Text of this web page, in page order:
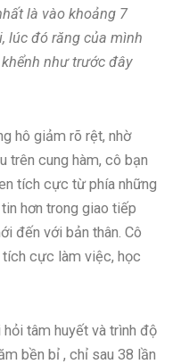
là vào khoảng 7
lúc đó răng của mình
như trước đây
hô giảm rõ rệt, nhờ
trên cung hàm, cô bạn
tích cực từ phía những
hơn trong giao tiếp
đến với bản thân. Cô
tích cực làm việc, học
tâm huyết và trình độ
bền bỉ , chỉ sau 38 lần